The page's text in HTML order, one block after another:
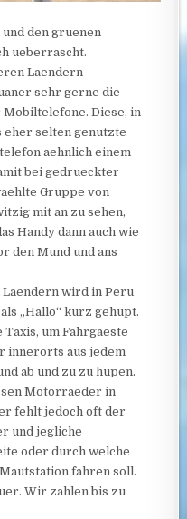
den gruenen
ueberrascht.
Laendern
sehr gerne die
Diese, in
eher selten genutzte
aehnlich einem
bei gedrueckter
Gruppe von
mit an zu sehen,
Handy dann auch wie
den Mund und ans
Laendern wird in Peru
„Hallo“ kurz gehupt.
um Fahrgaeste
innerorts aus jedem
ab und zu zu hupen.
Motorraeder in
fehlt jedoch oft der
und jegliche
oder durch welche
fahren soll.
Wir zahlen bis zu